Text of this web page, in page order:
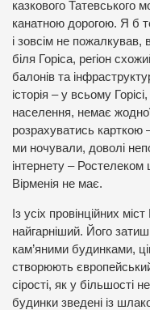
казкового Татевського
канатною дорогою. Я б
і зовсім не пожалкував,
біля Горіса, регіон
балонів та
історія – у всьому
населення, немає
розрахуватись карткою
ми ночували, доволі
інтернету –
Вірменія не має.
Із усіх провінційних
найгарніший. Його
кам’яними будинками,
створюють
сірості, як у більшості
будинки зведені із